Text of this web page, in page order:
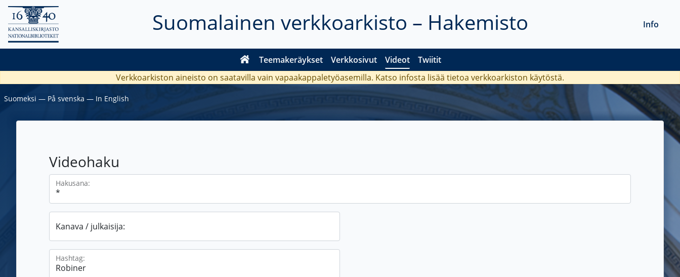
Suomalainen verkkoarkisto – Hakemisto
Teemakeräykset Verkkosivut Videot Twiitit
Info
Verkkoarkiston aineisto on saatavilla vain vapaakappaletyöasemilla. Katso infosta lisää tietoa verkkoarkiston käytöstä.
Suomeksi ― På svenska ― In English
Videohaku
Hakusana:
Kanava / julkaisija:
Hashtag: